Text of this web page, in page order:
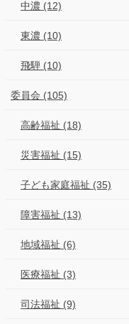
中濃 (12)
東濃 (10)
飛騨 (10)
委員会 (105)
高齢福祉 (18)
災害福祉 (15)
子ども家庭福祉 (35)
障害福祉 (13)
地域福祉 (6)
医療福祉 (3)
司法福祉 (9)